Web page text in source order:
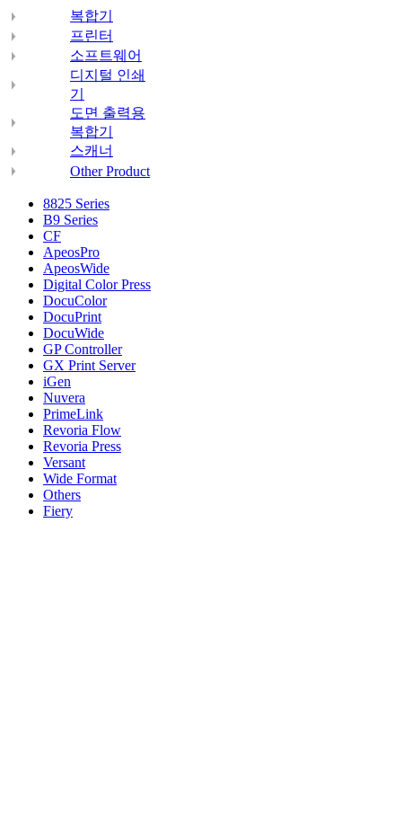
복합기
프린터
소프트웨어
디지털 인쇄
기
도면 출력용
복합기
스캐너
Other Product
8825 Series
B9 Series
CF
ApeosPro
ApeosWide
Digital Color Press
DocuColor
DocuPrint
DocuWide
GP Controller
GX Print Server
iGen
Nuvera
PrimeLink
Revoria Flow
Revoria Press
Versant
Wide Format
Others
Fiery